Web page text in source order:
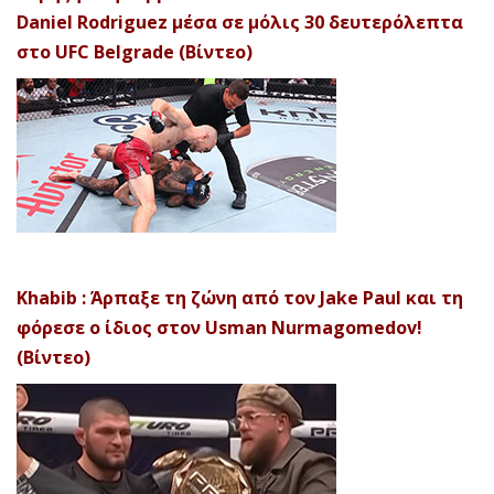
Daniel Rodriguez μέσα σε μόλις 30 δευτερόλεπτα
στο UFC Belgrade (Βίντεο)
Khabib : Άρπαξε τη ζώνη από τον Jake Paul και τη
φόρεσε ο ίδιος στον Usman Nurmagomedov!
(Βίντεο)